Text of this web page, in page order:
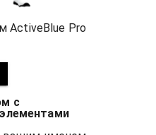
ActiveBlue Pro
с